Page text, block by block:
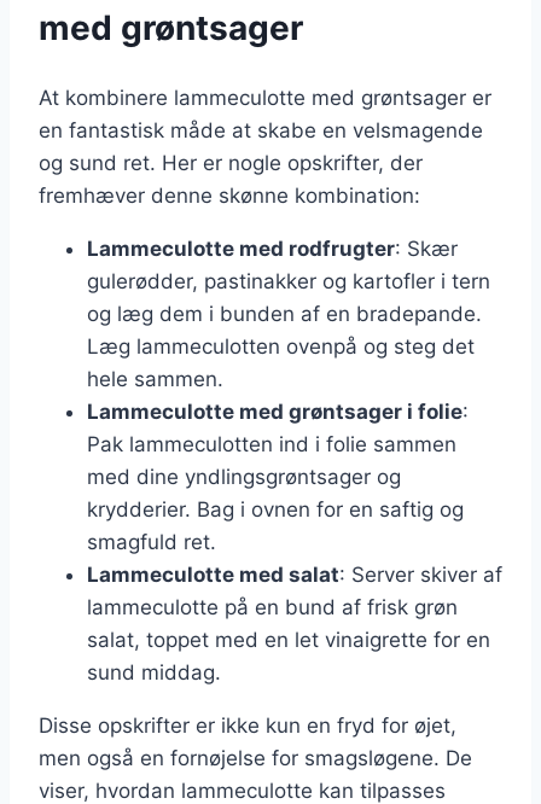
med grøntsager
At kombinere lammeculotte med grøntsager er
en fantastisk måde at skabe en velsmagende
og sund ret. Her er nogle opskrifter, der
fremhæver denne skønne kombination:
Lammeculotte med rodfrugter: Skær
gulerødder, pastinakker og kartofler i tern
og læg dem i bunden af en bradepande.
Læg lammeculotten ovenpå og steg det
hele sammen.
Lammeculotte med grøntsager i folie:
Pak lammeculotten ind i folie sammen
med dine yndlingsgrøntsager og
krydderier. Bag i ovnen for en saftig og
smagfuld ret.
Lammeculotte med salat: Server skiver af
lammeculotte på en bund af frisk grøn
salat, toppet med en let vinaigrette for en
sund middag.
Disse opskrifter er ikke kun en fryd for øjet,
men også en fornøjelse for smagsløgene. De
viser, hvordan lammeculotte kan tilpasses